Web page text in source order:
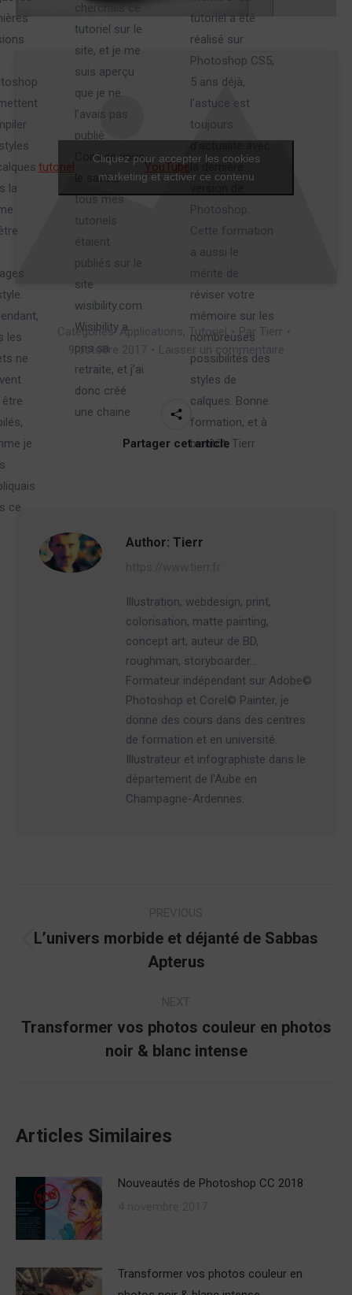
la
les
ne
je
ce
tutoriel
cherchais ce
tutoriel sur le
site, et je me
suis aperçu
que je ne
l’avais pas
publié.
Comme vous
le savez,
tous mes
tutoriels
étaient
publiés sur le
site
wisibility.com.
Wisibility a
pris sa
retraite, et j’ai
donc créé
une chaine
YouTube
tutoriel a été
réalisé sur
Photoshop CS5,
5 ans déjà,
l’astuce est
toujours
la dernière
Photoshop.
Cette formation
a aussi le
mérite de
réviser votre
mémoire sur les
nombreuses
possibilités des
styles de
calques. Bonne
formation, et à
bientôt, Tierr
Cliquez pour accepter les cookies
marketing et activer ce contenu
Categories: Applications Tutoriel
9 octobre 2017
Partager cet article
Author: Tierr
Illustration, webdesign, print,
colorisation, matte painting,
concept art, auteur de BD,
roughman, storyboarder…
Formateur indépendant sur Adobe©
Photoshop et Corel© Painter, je
donne des cours dans des centres
de formation et en université.
Illustrateur et infographiste dans le
département de l'Aube en
Champagne-Ardennes.
navigation
Previous
post:
L’univers morbide et déjanté de Sabbas
Apterus
Next
post:
Transformer vos photos couleur en photos
noir & blanc intense
Articles Similaires
Nouveautés de Photoshop CC 2018
Transformer vos photos couleur en